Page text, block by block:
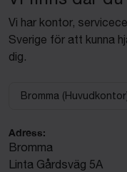
Vi har kontor,
Sverige för att kunna
dig.
Välj anläggning:
Bromma
Adress:
Bromma
Linta Gårdsväg 5A